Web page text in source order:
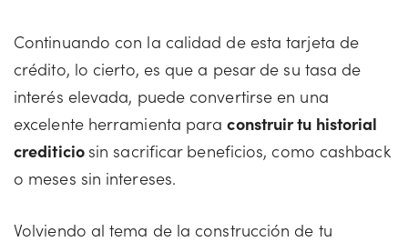
Continuando con la calidad de esta tarjeta de
crédito, lo cierto, es que a pesar de su tasa de
interés elevada, puede convertirse en una
excelente herramienta paraconstruir tu historial
crediticio sin sacrificar beneficios, como cashback
o meses sin intereses.
Volviendo al tema de la construcción de tu